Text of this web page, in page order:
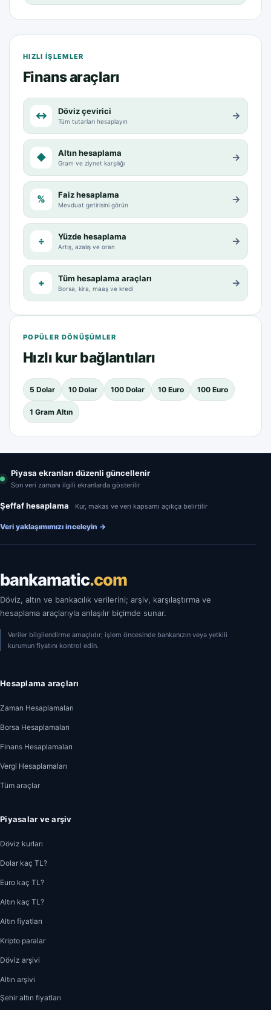
HIZLI IŞLEMLER
Finans araçları
↔ Döviz çevirici
Tüm tutarları hesaplayın →
◆ Altın hesaplama
Gram ve ziynet karşılığı →
% Faiz hesaplama
Mevduat getirisini görün →
÷ Yüzde hesaplama
Artış, azalış ve oran →
+ Tüm hesaplama araçları
Borsa, kira, maaş ve kredi →
POPÜLER DÖNÜŞÜMLER
Hızlı kur bağlantıları
5 Dolar 10 Dolar 100 Dolar 10 Euro 100 Euro
1 Gram Altın
Piyasa ekranları düzenli güncellenir
Son veri zamanı ilgili ekranlarda gösterilir
Şeffaf hesaplama Kur, makas ve veri kapsamı açıkça belirtilir
Veri yaklaşımımızı inceleyin →
bankamatic.com
Döviz, altın ve bankacılık verilerini; arşiv, karşılaştırma ve
hesaplama araçlarıyla anlaşılır biçimde sunar.
Veriler bilgilendirme amaçlıdır; işlem öncesinde bankanızın veya yetkili
kurumun fiyatını kontrol edin.
Hesaplama araçları
Zaman Hesaplamaları
Borsa Hesaplamaları
Finans Hesaplamaları
Vergi Hesaplamaları
Tüm araçlar
Piyasalar ve arşiv
Döviz kurları
Dolar kaç TL?
Euro kaç TL?
Altın kaç TL?
Altın fiyatları
Kripto paralar
Döviz arşivi
Altın arşivi
Şehir altın fiyatları